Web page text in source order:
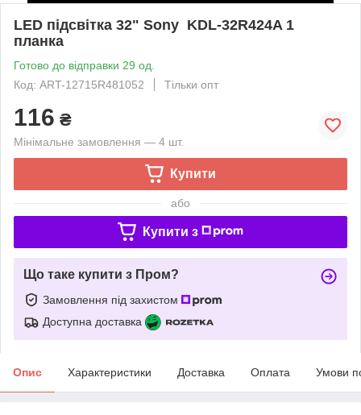
LED підсвітка 32" Sony KDL-32R424A 1
планка
Готово до відправки 29 од.
Код: ART-12715R481052
Тільки опт
116 ₴
Мінімальне замовлення — 4 шт.
Купити
або
Купити з
Що таке купити з Пром?
Замовлення під захистом
Доступна доставка
Опис Характеристики Доставка Оплата Умови